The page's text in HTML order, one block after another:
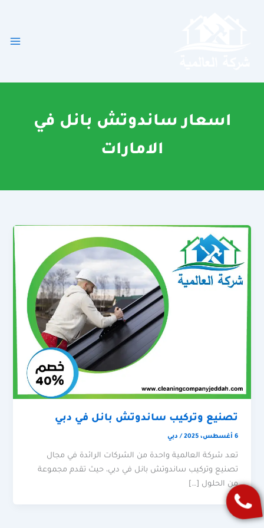
اسعار ساندوتش بانل في
الامارات
تصنيع وتركيب ساندوتش بانل في دبي
6 أغسطس، 2025 / دبي
تعد شركة العالمية واحدة من الشركات الرائدة في مجال
تصنيع وتركيب ساندوتش بانل في دبي، حيث تقدم مجموعة
من الحلول […]